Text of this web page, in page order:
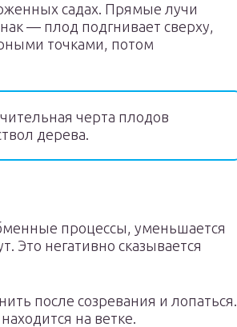
садах. Прямые лучи
— плод подгнивает сверху,
точками, потом
черта плодов
дерева.
процессы, уменьшается
Это негативно сказывается
после созревания и лопаться.
на ветке.